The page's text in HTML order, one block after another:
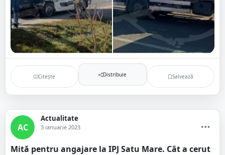
Citește Distribuie Salvează
AC
Actualitate
3 ianuarie 2023
Mită pentru angajare la IPJ Satu Mare. Cât a cerut